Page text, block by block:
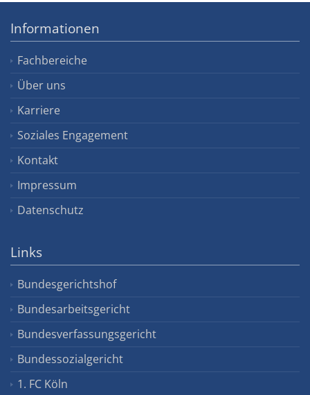
Informationen
Fachbereiche
Über uns
Karriere
Soziales Engagement
Kontakt
Impressum
Datenschutz
Links
Bundesgerichtshof
Bundesarbeitsgericht
Bundesverfassungsgericht
Bundessozialgericht
1. FC Köln